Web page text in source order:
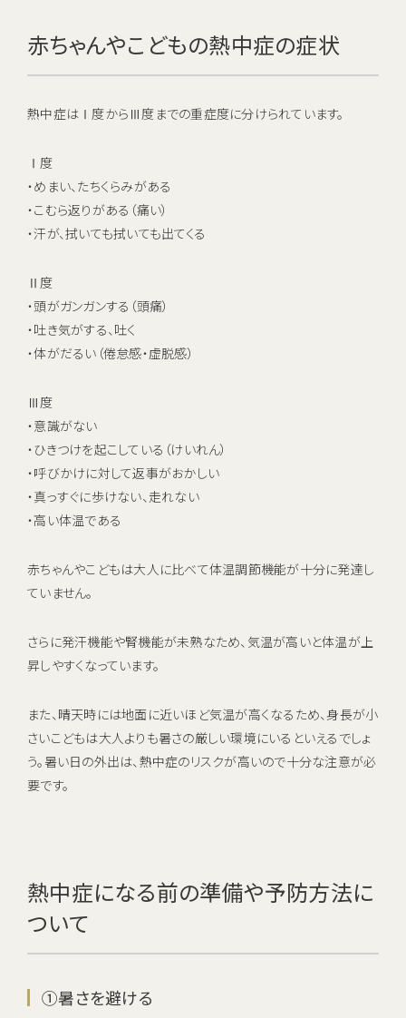
赤ちゃんやこどもの熱中症の症状
熱中症はⅠ度からⅢ度までの重症度に分けられています。
Ⅰ度
・めまい、たちくらみがある
・こむら返りがある（痛い）
・汗が、拭いても拭いても出てくる
Ⅱ度
・頭がガンガンする（頭痛）
・吐き気がする、吐く
・体がだるい（倦怠感・虚脱感）
Ⅲ度
・意識がない
・ひきつけを起こしている（けいれん）
・呼びかけに対して返事がおかしい
・真っすぐに歩けない、走れない
・高い体温である
赤ちゃんやこどもは大人に比べて体温調節機能が十分に発達し
ていません。
さらに発汗機能や腎機能が未熟なため、気温が高いと体温が上
昇しやすくなっています。
また、晴天時には地面に近いほど気温が高くなるため、身長が小
さいこどもは大人よりも暑さの厳しい環境にいるといえるでしょ
う。暑い日の外出は、熱中症のリスクが高いので十分な注意が必
要です。
熱中症になる前の準備や予防方法に
ついて
①暑さを避ける